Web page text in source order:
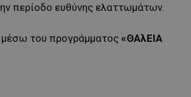
περίοδο ευθύνης ελαττωμάτων.
του προγράμματος«ΘΑλΕΙΑ